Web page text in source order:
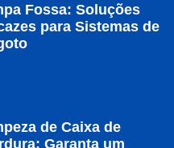
Fossa: Soluções
para Sistemas de
de Caixa de
Garanta um